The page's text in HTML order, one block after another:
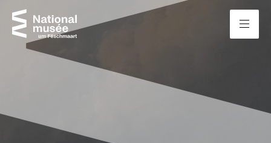
Passer directement au contenu
Panneau de gestion des cookies